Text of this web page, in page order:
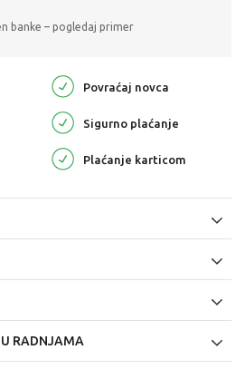
banke – pogledaj primer
Povraćaj novca
Sigurno plaćanje
Plaćanje karticom
RADNJAMA